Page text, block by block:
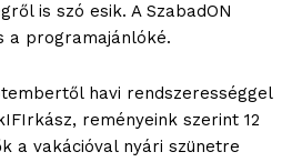
is szó esik. A SzabadON
a programajánlóké.
havi rendszerességgel
reményeink szerint 12
a vakációval nyári szünetre